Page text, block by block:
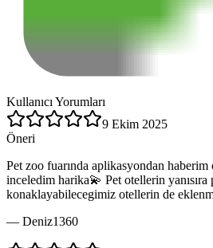
Kullanıcı Yorumları
9 Ekim 2025
Öneri
Pet zoo fuarında aplikasyondan
inceledim harika💫 Pet otellerin
konaklayabilecegimiz otellerin de
— Deniz1360